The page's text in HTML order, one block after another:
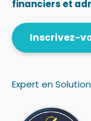
financiers et
Inscrivez-
Expert en